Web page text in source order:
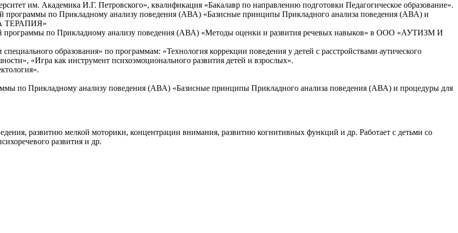
им. Академика И.Г. Петровского», квалификация «Бакалавр по направлению подготовки Педагогическое образование».
программы по Прикладному анализу поведения (АВА) «Базисные принципы Прикладного анализа поведения (АВА) и
ТЕРАПИЯ»
программы по Прикладному анализу поведения (АВА) «Методы оценки и развития речевых навыков» в ООО «АУТИЗМ И
образования» по программам: «Технология коррекции поведения у детей с расстройствами аутического
«Игра как инструмент психоэмоционального развития детей и взрослых».
по Прикладному анализу поведения (АВА) «Базисные принципы Прикладного анализа поведения (АВА) и процедуры для
развитию мелкой моторики, концентрации внимания, развитию когнитивных функций и др. Работает с детьми со
развития и др.